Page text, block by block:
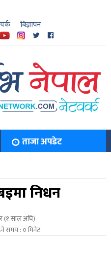
बिज्ञापन
ताजा अपडेट
निधन
(१ साल अघि)
समय : ० मिनेट